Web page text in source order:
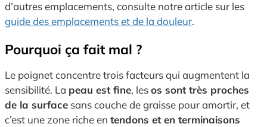
d’autres emplacements, consulte notre article sur les
guide des emplacements et de la douleur.
Pourquoi ça fait mal ?
Le poignet concentre trois facteurs qui augmentent la
sensibilité. La peau est fine, lesos sont très proches
de la surface sans couche de graisse pour amortir, et
c’est une zone riche en tendons et en terminaisons